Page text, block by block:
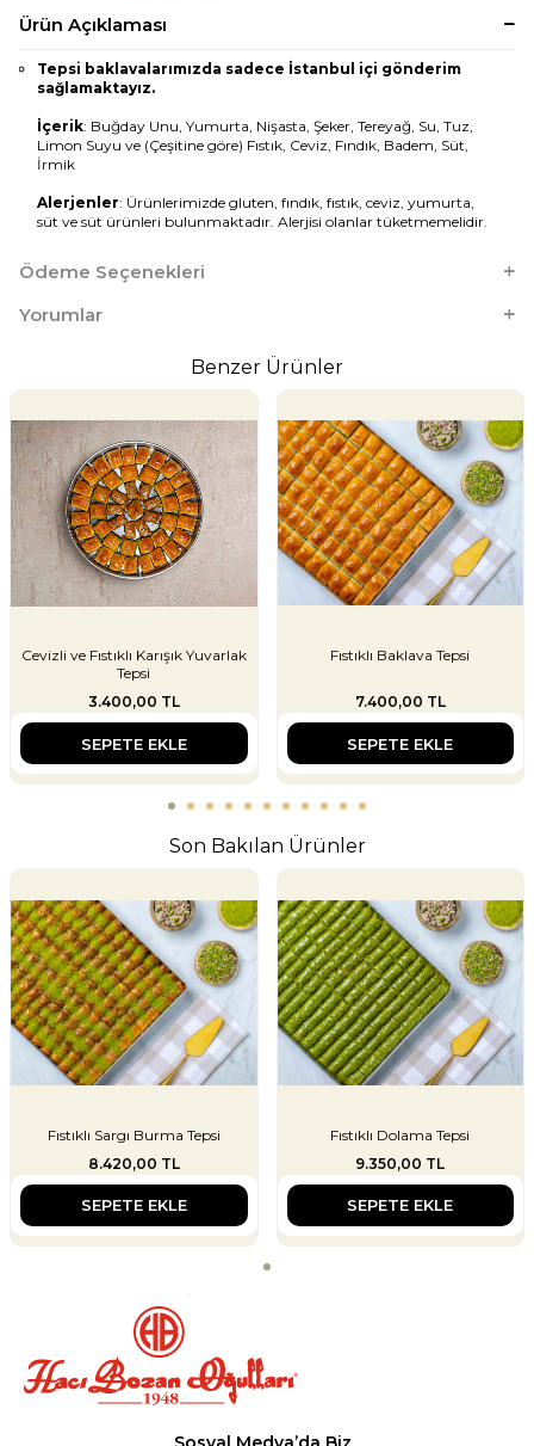
Ürün Açıklaması
Tepsi baklavalarımızda sadece İstanbul içi gönderim
sağlamaktayız.
İçerik: Buğday Unu, Yumurta, Nişasta, Şeker, Tereyağ, Su, Tuz,
Limon Suyu ve (Çeşitine göre) Fıstık, Ceviz, Fındık, Badem, Süt,
İrmik
Alerjenler: Ürünlerimizde gluten, fındık, fıstık, ceviz, yumurta,
süt ve süt ürünleri bulunmaktadır. Alerjisi olanlar tüketmemelidir.
Ödeme Seçenekleri
Yorumlar
Benzer Ürünler
Cevizli ve Fıstıklı Karışık Yuvarlak
Tepsi
3.400,00 TL
SEPETE EKLE
Fıstıklı Baklava Tepsi
7.400,00 TL
SEPETE EKLE
Son Bakılan Ürünler
Fıstıklı Sargı Burma Tepsi
8.420,00 TL
SEPETE EKLE
Fıstıklı Dolama Tepsi
9.350,00 TL
SEPETE EKLE